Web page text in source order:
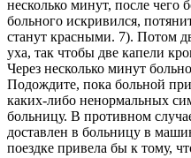
несколько минут, после чего
больного искривился,
станут красными. 7). Потом
уха, так чтобы две капели
Через несколько минут
Подождите, пока больной
каких-либо ненормальных
больницу. В противном
доставлен в больницу в
поездке привела бы к тому,